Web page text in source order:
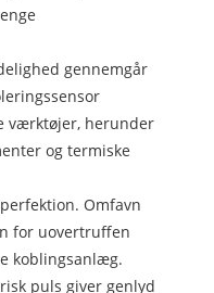
gennemgår
værktøjer, herunder
og termiske
Omfavn
for uovertruffen
koblingsanlæg.
puls giver genlyd